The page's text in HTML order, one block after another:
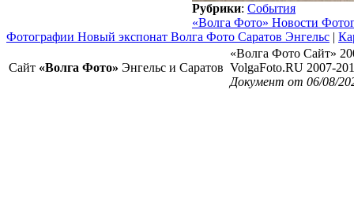
Рубрики: События
«Волга Фото» Новости
Фотографии Новый экспонат Волга Фото Саратов Энгельс |
Сайт «Волга Фото» Энгельс и Саратов
«Волга Фото Сайт»
VolgaFoto.RU 2007-
Документ от 06/08/